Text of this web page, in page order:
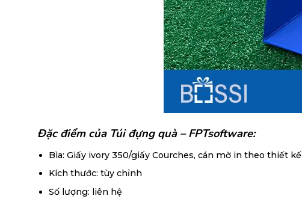
Đặc điểm của Túi đựng quà – FPTsoftware:
Bìa: Giấy ivory 350/giấy Courches, cán mờ in theo thiết kế
Kích thước: tùy chỉnh
Số lượng: liên hệ